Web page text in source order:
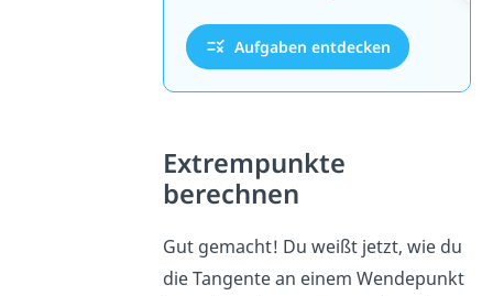
Aufgaben entdecken
Extrempunkte
berechnen
Gut gemacht! Du weißt jetzt, wie du
die Tangente an einem Wendepunkt